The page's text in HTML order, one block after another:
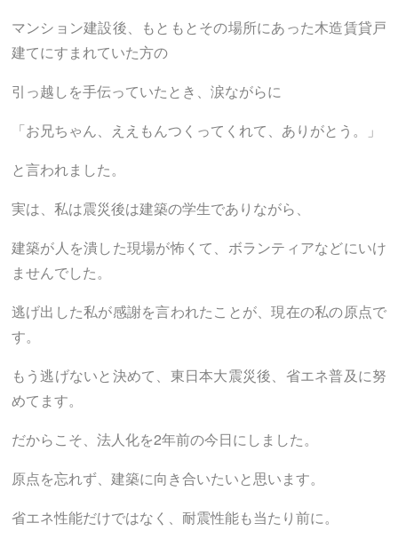
マンション建設後、もともとその場所にあった木造賃貸戸
建てにすまれていた方の
引っ越しを手伝っていたとき、涙ながらに
「お兄ちゃん、ええもんつくってくれて、ありがとう。」
と言われました。
実は、私は震災後は建築の学生でありながら、
建築が人を潰した現場が怖くて、ボランティアなどにいけ
ませんでした。
逃げ出した私が感謝を言われたことが、現在の私の原点で
す。
もう逃げないと決めて、東日本大震災後、省エネ普及に努
めてます。
だからこそ、法人化を2年前の今日にしました。
原点を忘れず、建築に向き合いたいと思います。
省エネ性能だけではなく、耐震性能も当たり前に。